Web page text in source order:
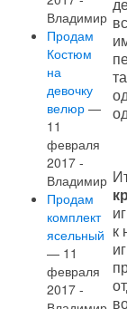
Владимир
Продам
Костюм
на
девочку
велюр —
11
февраля
2017 -
Владимир
Продам
комплект
ясельный
— 11
февраля
2017 -
к